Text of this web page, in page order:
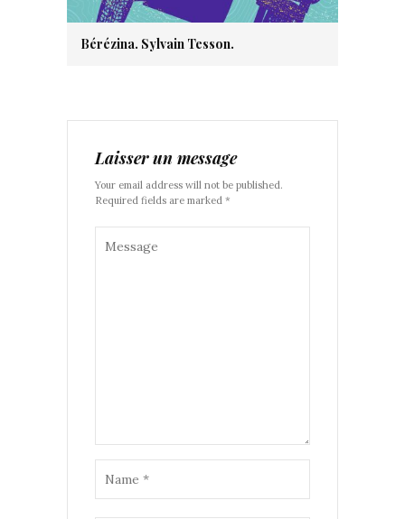
Bérézina. Sylvain Tesson.
Laisser un message
Your email address will not be published.
Required fields are marked *